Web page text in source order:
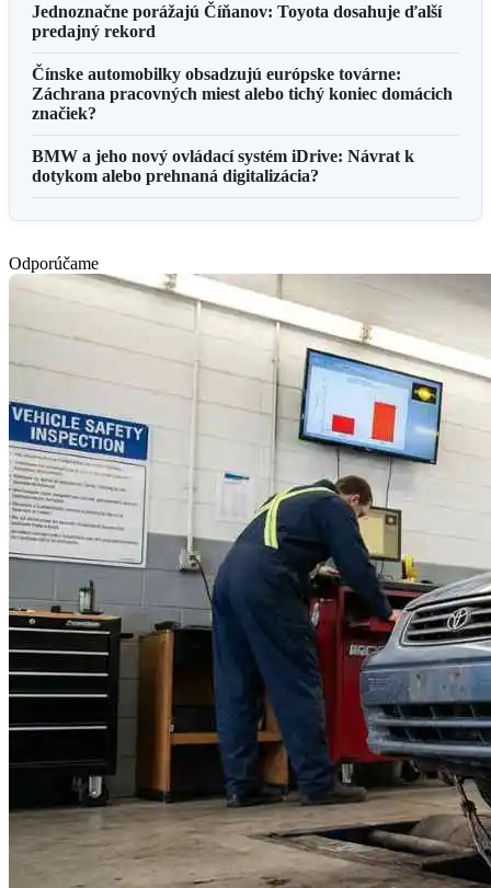
Jednoznačne porážajú Číňanov: Toyota dosahuje ďalší
predajný rekord
Čínske automobilky obsadzujú európske továrne:
Záchrana pracovných miest alebo tichý koniec domácich
značiek?
BMW a jeho nový ovládací systém iDrive: Návrat k
dotykom alebo prehnaná digitalizácia?
Odporúčame